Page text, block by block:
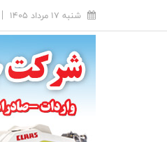
شنبه 17 مرداد 1405